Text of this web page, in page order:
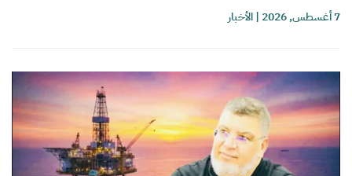
7 أغسطس, 2026 |الأخبار